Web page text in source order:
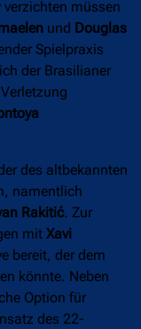
müssen
und Douglas
Spielpraxis
der Brasilianer
des altbekannten
namentlich
Rakitić. Zur
mit Xavi
bereit, der dem
könnte. Neben
Option für
des 22-